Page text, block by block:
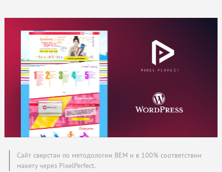
Сайт сверстан по методологии BEM и в 100% соответствии
макету через PixelPerfect.